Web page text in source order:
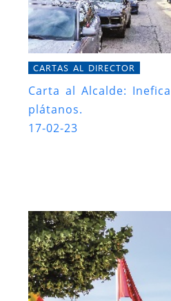
CARTAS AL DIRECTOR
Carta al Alcalde:
plátanos.
17-02-23